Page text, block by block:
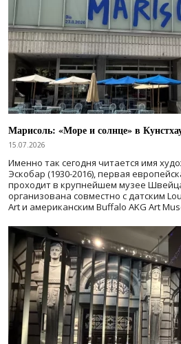
Марисоль: «Море и солнце» в
15.07.2026
Именно так сегодня читается имя
Эскобар (1930-2016), первая
проходит в крупнейшем музее
организована совместно с датским
Art и американским Buffalo AKG Art